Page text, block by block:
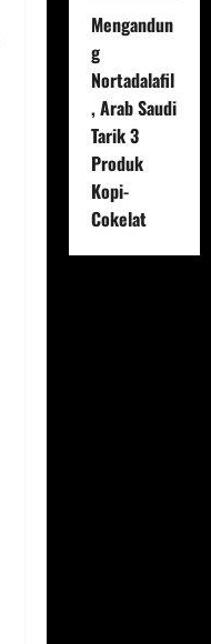
Mengandun
g
Nortadalafil
, Arab Saudi
Tarik 3
Produk
Kopi-
Cokelat